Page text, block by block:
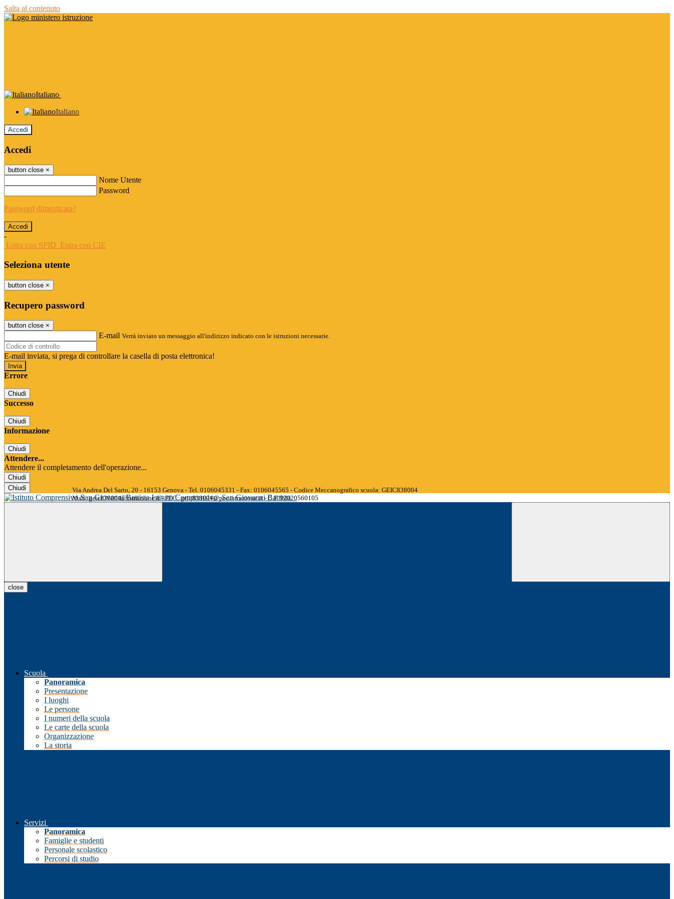
Salta al contenuto
Italiano
Italiano
Accedi
Accedi
button close ×
Nome Utente
Password
Password dimenticata?
-
Entra con SPID Entra con CIE
Seleziona utente
button close ×
Recupero password
button close ×
E-mail Verrà inviato un messaggio all'indirizzo indicato con le istruzioni necessarie.
E-mail inviata, si prega di controllare la casella di posta elettronica!
Errore
Chiudi
Successo
Chiudi
Informazione
Chiudi
Attendere...
Attendere il completamento dell'operazione...
Chiudi
Chiudi
Istituto Comprensivo San Giovanni Battista
Via Andrea Del Sarto, 20 - 16153 Genova - Tel. 0106045331 - Fax: 0106045565 - Codice Meccanografico scuola: GEIC838004
Mail: geic838004@istruzione.it - PEC: geic838004@pec.istruzione.it - C.F. 92020560105
close
Scuola
Panoramica
Presentazione
I luoghi
Le persone
I numeri della scuola
Le carte della scuola
Organizzazione
La storia
Servizi
Panoramica
Famiglie e studenti
Personale scolastico
Percorsi di studio